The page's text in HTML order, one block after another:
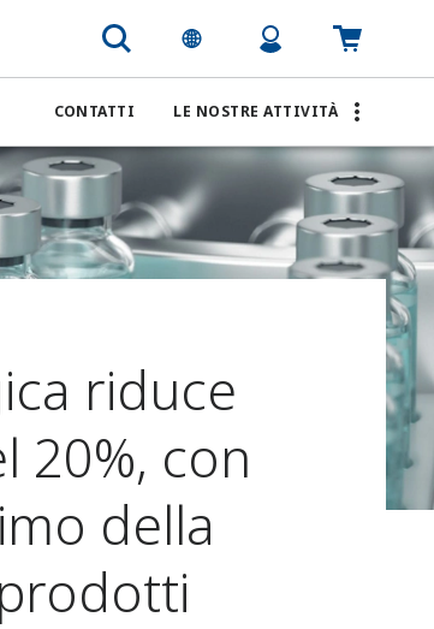
CONTATTI LE NOSTRE ATTIVITÀ
riduce
20%, con
della